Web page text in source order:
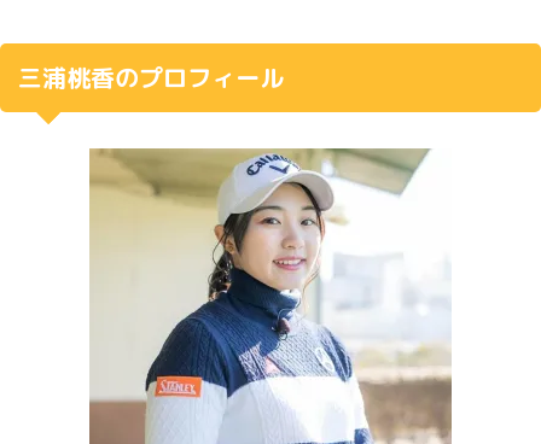
三浦桃香のプロフィール